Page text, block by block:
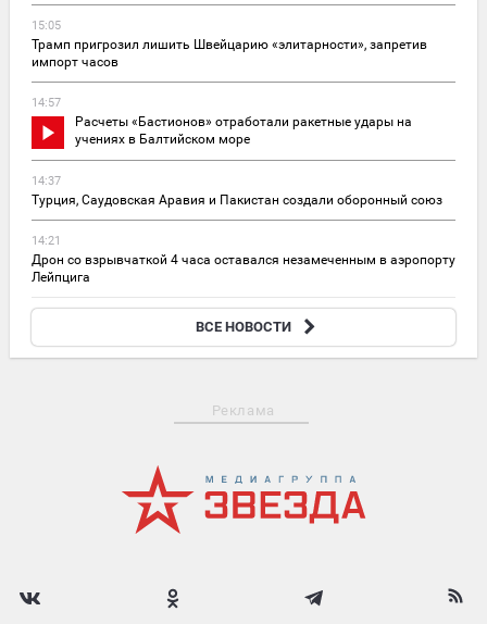
15:05
Трамп пригрозил лишить Швейцарию «элитарности», запретив
импорт часов
14:57
Расчеты «Бастионов» отработали ракетные удары на
учениях в Балтийском море
14:37
Турция, Саудовская Аравия и Пакистан создали оборонный союз
14:21
Дрон со взрывчаткой 4 часа оставался незамеченным в аэропорту
Лейпцига
FT: Евросоюз не хочет принимать Украину из-за уровня коррупции
ВСЕ НОВОСТИ
Реклама